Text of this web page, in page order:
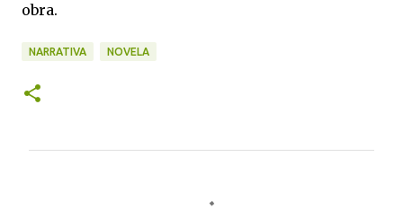
obra.
NARRATIVA NOVELA